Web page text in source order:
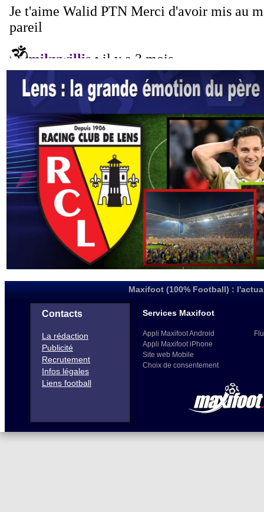
Maxifoot (100% Football) :
Contacts
La rédaction
Publicité
Recrutement
Infos légales
Liens football
Services Maxifoot
Appli Maxifoot Android
Appli Maxifoot iPhone
Site web Mobile
Choix de consentement